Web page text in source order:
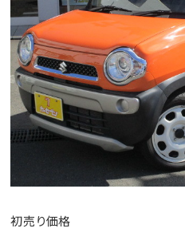
初売り価格